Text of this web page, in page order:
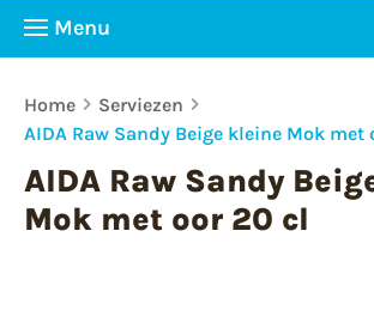
Menu
Home
Serviezen
AIDA Raw Sandy Beige kleine Mok met
AIDA Raw Sandy
Mok met oor 20 cl